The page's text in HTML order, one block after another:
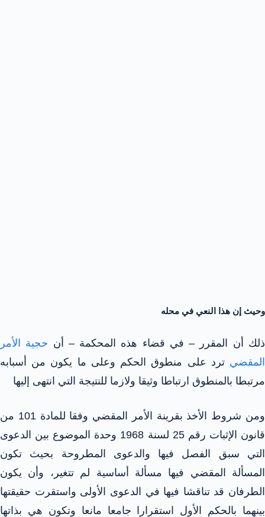
وحيث إن هذا النعي في محله
ذلك أن المقرر – في قضاء هذه المحكمة – أن حجية الأمر
المقضي ترد على منطوق الحكم وعلى ما يكون من أسبابه
مرتبطا بالمنطوق ارتباطا وثيقا ولازما للنتيجة التي انتهى إليها
ومن شروط الأخذ بقرينة الأمر المقضي وفقا للمادة 101 من
قانون الإثبات رقم 25 لسنة 1968 وحدة الموضوع بين الدعوى
التي سبق الفصل فيها والدعوى المطروحة بحيث تكون
المسألة المقضي فيها مسألة أساسية لم تتغير، وأن يكون
الطرفان قد تناقشا فيها في الدعوى الأولى واستقرت حقيقتها
بينهما بالحكم الأول استقرارا جامعا مانعا وتكون هي بذاتها